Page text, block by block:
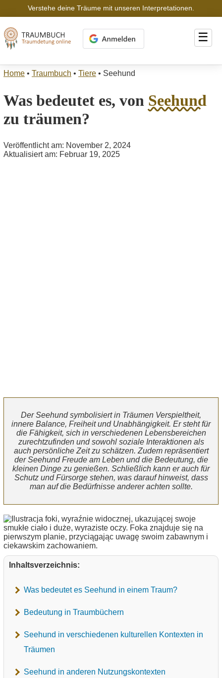
Verstehe deine Träume mit unseren Interpretationen.
☰
Home • Traumbuch • Tiere • Seehund
Was bedeutet es, von Seehund
zu träumen?
Veröffentlicht am: November 2, 2024
Aktualisiert am: Februar 19, 2025
Der Seehund symbolisiert in Träumen Verspieltheit,
innere Balance, Freiheit und Unabhängigkeit. Er steht für
die Fähigkeit, sich in verschiedenen Lebensbereichen
zurechtzufinden und sowohl soziale Interaktionen als
auch persönliche Zeit zu schätzen. Zudem repräsentiert
der Seehund Freude am Leben und die Bedeutung, die
kleinen Dinge zu genießen. Schließlich kann er auch für
Schutz und Fürsorge stehen, was darauf hinweist, dass
man auf die Bedürfnisse anderer achten sollte.
Inhaltsverzeichnis:
Was bedeutet es Seehund in einem Traum?
Bedeutung in Traumbüchern
Seehund in verschiedenen kulturellen Kontexten in
Träumen
Seehund in anderen Nutzungskontexten